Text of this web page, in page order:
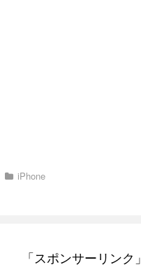
iPhone
「スポンサーリンク」